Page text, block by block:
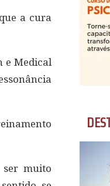
a cura
e Medical
ser muito